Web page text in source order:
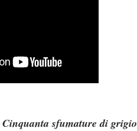
Cinquanta sfumature di grigio